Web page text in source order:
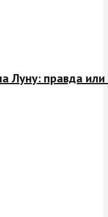
Луну: правда